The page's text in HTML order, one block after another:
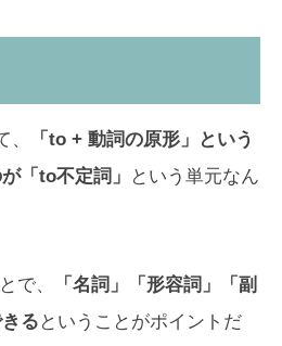
「to + 動詞の原形」という
「to不定詞」
という単元なん
で、
「名詞」「形容詞」「副
る ということがポイントだ